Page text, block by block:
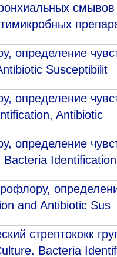
определение
Susceptibilit
определение
Antibiotic
определение
and Antibiotic Sus
стрептококк
Bacteria